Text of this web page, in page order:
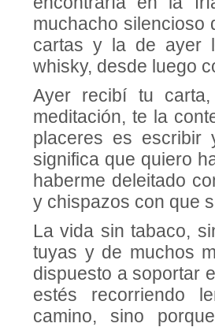
muchacho silencioso
cartas y la de ayer
whisky, desde luego
Ayer recibí tu
meditación, te la
placeres es escribir
significa que quiero
haberme deleitado
y chispazos con que
La vida sin tabaco,
tuyas y de muchos
dispuesto a soportar
es­tés recorriendo
camino, sino